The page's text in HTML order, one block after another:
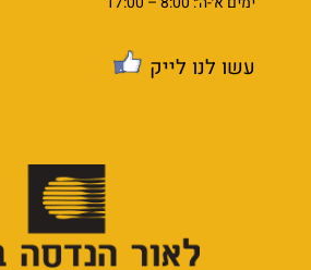
עשו לנו לייק